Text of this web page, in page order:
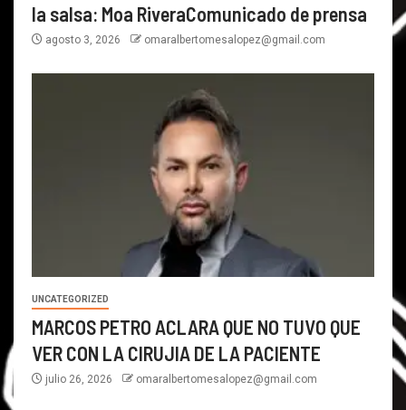
la salsa: Moa RiveraComunicado de prensa
agosto 3, 2026 omaralbertomesalopez@gmail.com
UNCATEGORIZED
MARCOS PETRO ACLARA QUE NO TUVO QUE
VER CON LA CIRUJIA DE LA PACIENTE
julio 26, 2026 omaralbertomesalopez@gmail.com